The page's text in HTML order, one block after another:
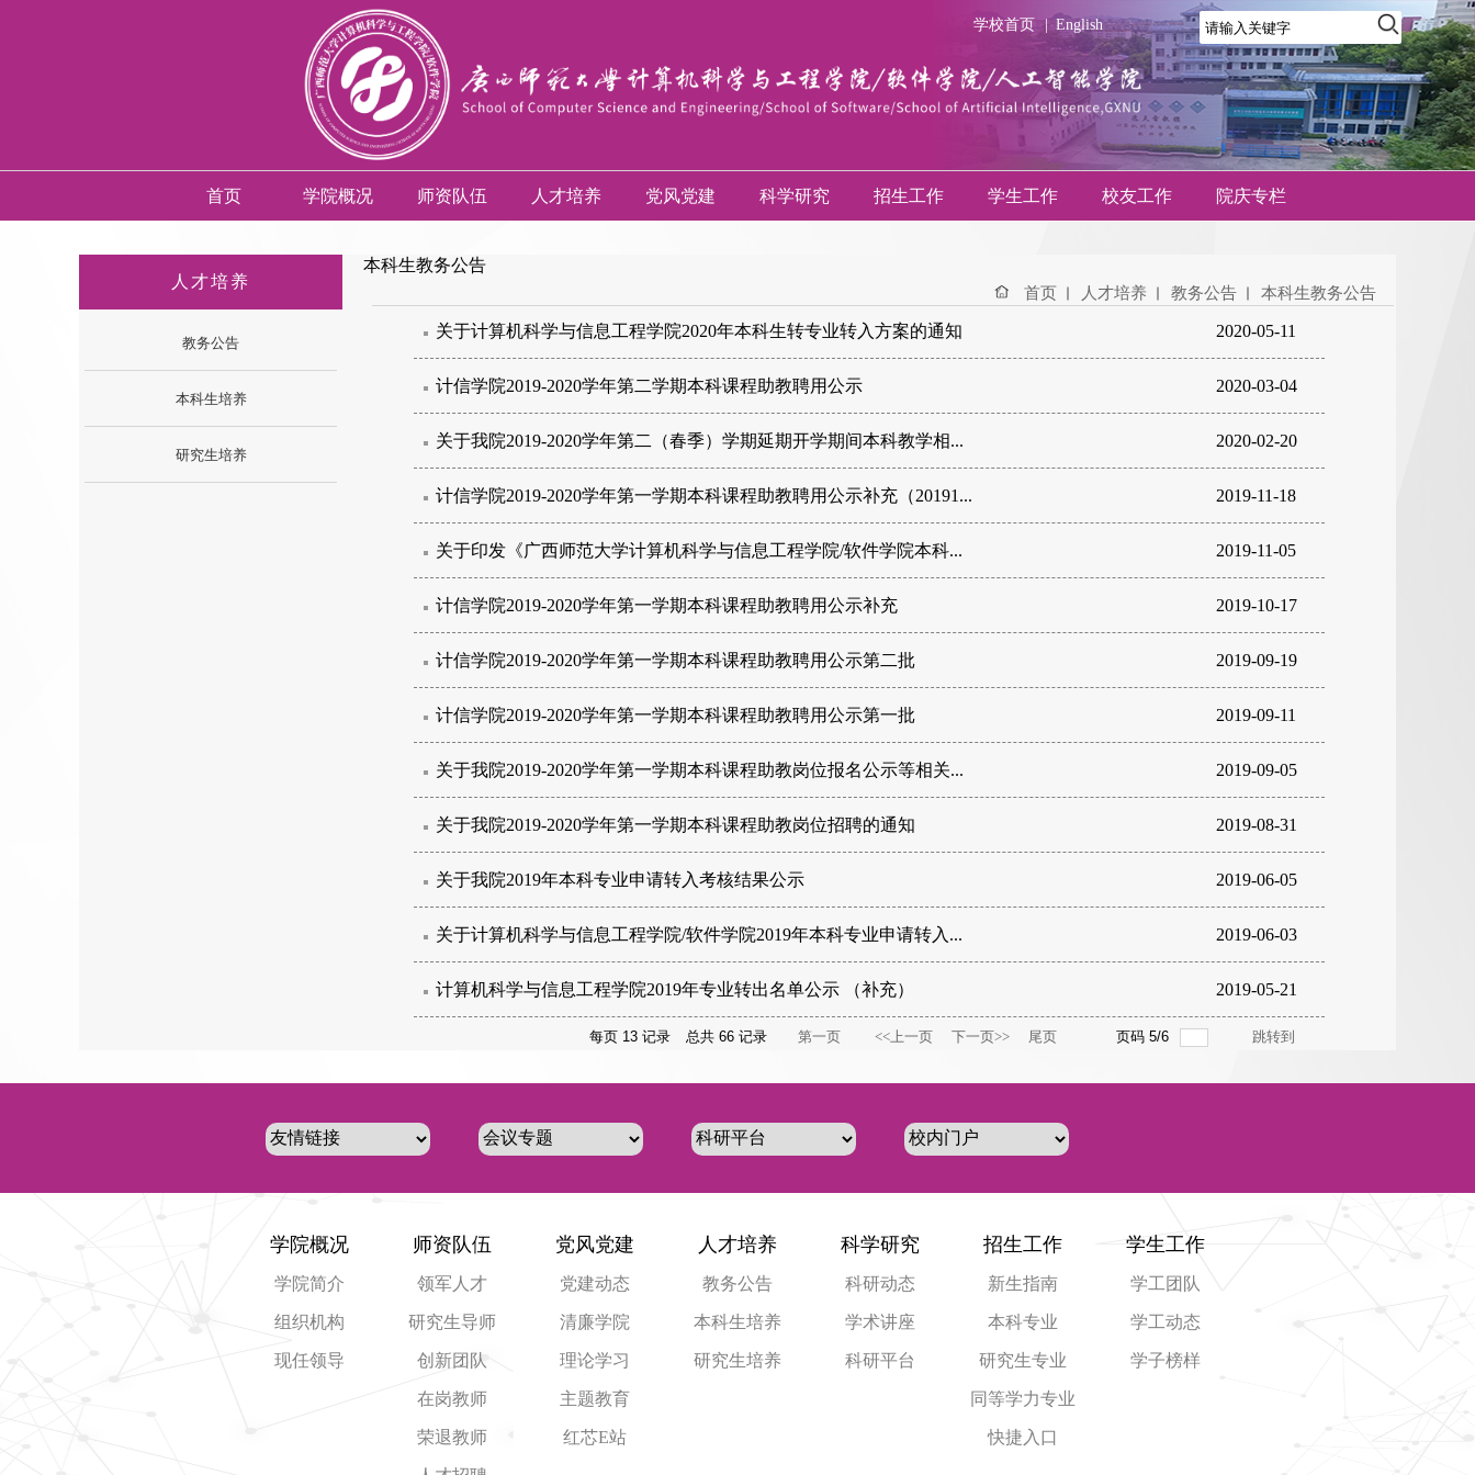
学校首页 | English
首页 学院概况 师资队伍 人才培养 党风党建 科学研究 招生工作 学生工作 校友工作 院庆专栏
人才培养
教务公告
本科生培养
研究生培养
本科生教务公告
首页 人才培养 教务公告 本科生教务公告
关于计算机科学与信息工程学院2020年本科生转专业转入方案的通知 2020-05-11
计信学院2019-2020学年第二学期本科课程助教聘用公示 2020-03-04
关于我院2019-2020学年第二（春季）学期延期开学期间本科教学相... 2020-02-20
计信学院2019-2020学年第一学期本科课程助教聘用公示补充（20191... 2019-11-18
关于印发《广西师范大学计算机科学与信息工程学院/软件学院本科... 2019-11-05
计信学院2019-2020学年第一学期本科课程助教聘用公示补充 2019-10-17
计信学院2019-2020学年第一学期本科课程助教聘用公示第二批 2019-09-19
计信学院2019-2020学年第一学期本科课程助教聘用公示第一批 2019-09-11
关于我院2019-2020学年第一学期本科课程助教岗位报名公示等相关... 2019-09-05
关于我院2019-2020学年第一学期本科课程助教岗位招聘的通知 2019-08-31
关于我院2019年本科专业申请转入考核结果公示 2019-06-05
关于计算机科学与信息工程学院/软件学院2019年本科专业申请转入... 2019-06-03
计算机科学与信息工程学院2019年专业转出名单公示 （补充） 2019-05-21
每页 13记录 总共 66记录 第一页 <<上一页 下一页>> 尾页 页码 5/6 跳转到
学院概况
学院简介
组织机构
现任领导
师资队伍
领军人才
研究生导师
创新团队
在岗教师
荣退教师
党风党建
党建动态
清廉学院
理论学习
主题教育
红芯E站
人才培养
教务公告
本科生培养
研究生培养
科学研究
科研动态
学术讲座
科研平台
招生工作
新生指南
本科专业
研究生专业
同等学力专业
快捷入口
学生工作
学工团队
学工动态
学子榜样